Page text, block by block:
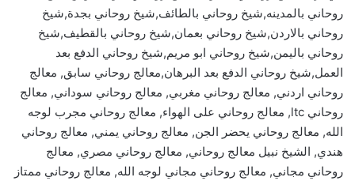
روحاني بالمدينه,شيخ روحاني بالطائف,شيخ روحاني بجدة,شيخ
روحاني بالاردن,شيخ روحاني بعمان,شيخ روحاني بالقطيف,شيخ
روحاني باليمن,شيخ روحاني ابو مريم,شيخ روحاني الدفع بعد
العمل,شيخ روحاني الدفع بعد البرهان,معالج روحاني سابق, معالج
روحاني اردني, معالج روحاني مغربي, معالج روحاني سوداني, معالج
روحاني ltc, معالج روحاني على الهواء, معالج روحاني مجرب لوجه
الله, معالج روحاني يحضر الجن, معالج روحاني يمني, معالج روحاني
هندي, الشيخ نبيل معالج روحاني, معالج روحاني مصري, معالج
روحاني مجاني, معالج روحاني مجاني لوجه الله, معالج روحاني ممتاز